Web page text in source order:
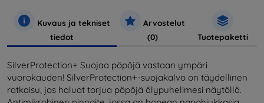
Kuvaus ja tekniset
tiedot
Arvostelut
(0)
Tuotepaketti
SilverProtection+ Suojaa pöpöjä vastaan ympäri
vuorokauden! SilverProtection+-suojakalvo on täydellinen
ratkaisu, jos haluat torjua pöpöjä älypuhelimesi näytöllä.